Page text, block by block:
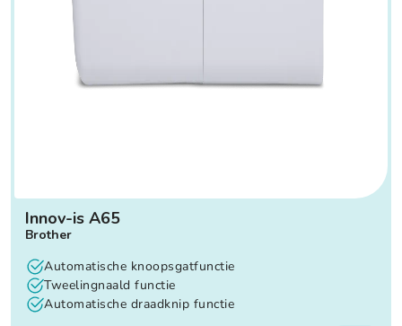
Innov-is A65
Brother
Automatische knoopsgatfunctie
Tweelingnaald functie
Automatische draadknip functie